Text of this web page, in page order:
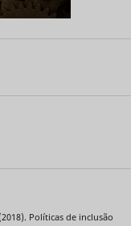
Políticas de inclusão